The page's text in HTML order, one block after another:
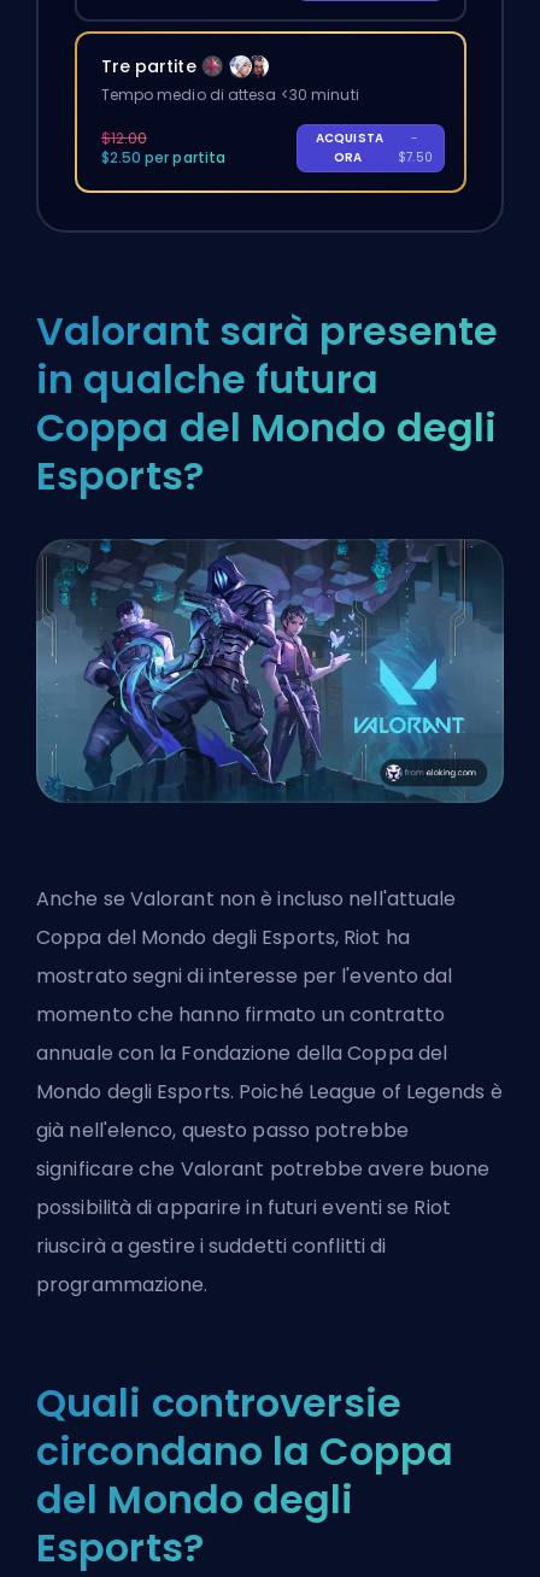
Tre partite
Tempo medio di attesa <30 minuti
$12.00
$2.50 per partita
ACQUISTA
ORA
-
$7.50
Valorant sarà presente
in qualche futura
Coppa del Mondo degli
Esports?
Anche se Valorant non è incluso nell'attuale
Coppa del Mondo degli Esports, Riot ha
mostrato segni di interesse per l'evento dal
momento che hanno firmato un contratto
annuale con la Fondazione della Coppa del
Mondo degli Esports. Poiché League of Legends è
già nell'elenco, questo passo potrebbe
significare che Valorant potrebbe avere buone
possibilità di apparire in futuri eventi se Riot
riuscirà a gestire i suddetti conflitti di
programmazione.
Quali controversie
circondano la Coppa
del Mondo degli
Esports?